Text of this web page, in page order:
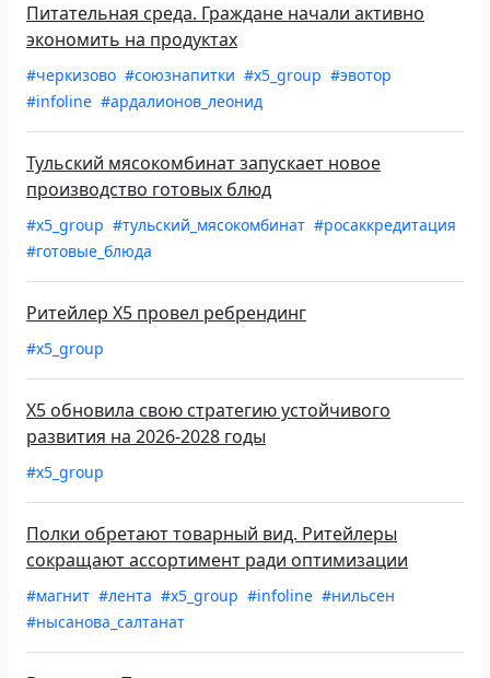
Питательная среда. Граждане начали активно
экономить на продуктах
#черкизово #союзнапитки #x5_group #эвотор
#infoline #ардалионов_леонид
Тульский мясокомбинат запускает новое
производство готовых блюд
#x5_group #тульский_мясокомбинат #росаккредитация
#готовые_блюда
Ритейлер X5 провел ребрендинг
#x5_group
X5 обновила свою стратегию устойчивого
развития на 2026-2028 годы
#x5_group
Полки обретают товарный вид. Ритейлеры
сокращают ассортимент ради оптимизации
#магнит #лента #x5_group #infoline #нильсен
#нысанова_салтанат